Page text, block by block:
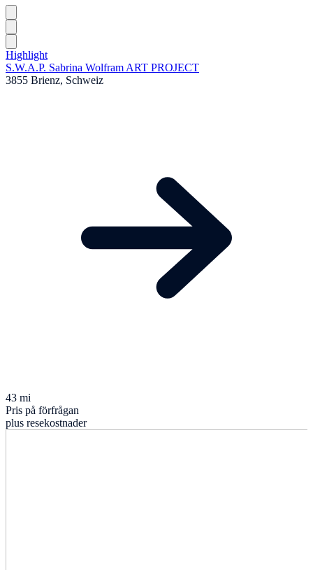
Highlight
S.W.A.P. Sabrina Wolfram ART PROJECT
3855 Brienz, Schweiz
43 mi
Pris på förfrågan
plus resekostnader